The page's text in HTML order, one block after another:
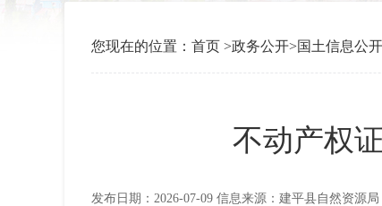
您现在的位置： 首页 >政务公开>国土信息公开
不动产权
发布日期：2026-07-09 信息来源：建平县自然资源局